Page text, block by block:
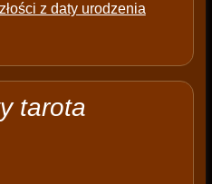
z daty urodzenia
tarota